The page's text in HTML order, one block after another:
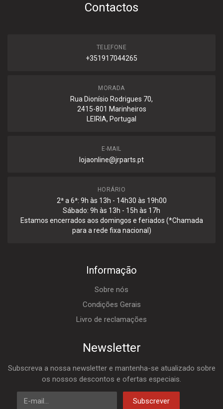
Contactos
TELEFONE
+351917044265
MORADA
Rua Dionísio Rodrigues 70,
2415-801 Marinheiros
LEIRIA, Portugal
E-MAIL
lojaonline@jrparts.pt
HORÁRIO
2ª a 6ª: 9h às 13h - 14h30 às 19h00
Sábado: 9h às 13h - 15h às 17h
Estamos encerrados aos domingos e feriados (*Chamada
para a rede fixa nacional)
Informação
Sobre nós
Condições Gerais
Livro de reclamações
Newsletter
Subscreva a nossa newsletter e mantenha-se atualizado sobre
os nossos descontos e ofertas especiais.
E-mail
Subscrever